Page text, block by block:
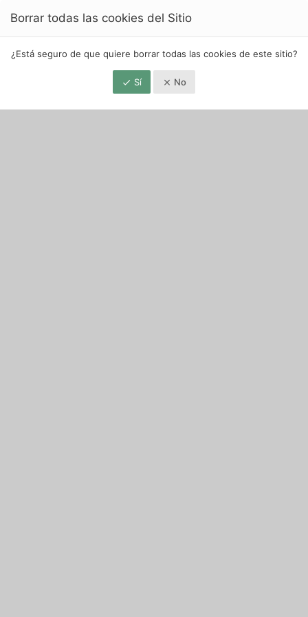
Borrar todas las cookies del Sitio
¿Está seguro de que quiere borrar todas las cookies de este sitio?
Sí No